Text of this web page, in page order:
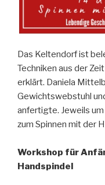
Das Keltendorf ist
Techniken aus der
erklärt. Daniela
Gewichtswebstuhl
anfertigte. Jeweils
zum Spinnen mit der
Workshop für
Handspindel